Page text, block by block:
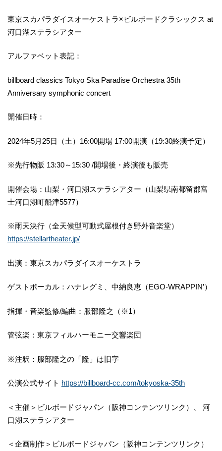
東京スカパラダイスオーケストラ×ビルボードクラシックス at
河口湖ステラシアター
アルファベット表記：
billboard classics Tokyo Ska Paradise Orchestra 35th
Anniversary symphonic concert
開催日時：
2024年5月25日（土）16:00開場 17:00開演（19:30終演予定）
※先行物販 13:30～15:30 /開場後・終演後も販売
開催会場：山梨・河口湖ステラシアター（山梨県南都留郡富
士河口湖町船津5577）
※雨天決行（全天候型可動式屋根付き野外音楽堂）
https://stellartheater.jp/
出演：東京スカパラダイスオーケストラ
ゲストボーカル：ハナレグミ、中納良恵（EGO-WRAPPIN’）
指揮・音楽監修/編曲：服部隆之（※1）
管弦楽：東京フィルハーモニー交響楽団
※注釈：服部隆之の「隆」は旧字
公演公式サイト https://billboard-cc.com/tokyoska-35th
＜主催＞ビルボードジャパン（阪神コンテンツリンク）、 河
口湖ステラシアター
＜企画制作＞ビルボードジャパン（阪神コンテンツリンク）